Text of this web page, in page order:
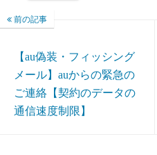
前の記事
【au偽装・フィッシング
メール】auからの緊急の
ご連絡【契約のデータの
通信速度制限】